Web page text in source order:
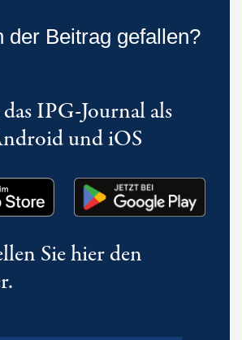
der Beitrag gefallen?
IPG-Journal als
und iOS
Sie hier den